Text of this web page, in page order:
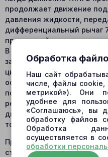
продолжает движение
давления жидкости,
дифференциальный рычаг
противодействующее
В этот момент расходные
закрываются, ограничивая
цилиндр 5 и плавно
остановки, когда
полной нейтральности.
резкие колебания и
движения, снижая износ
точность управления.
При смещении плунжера
сторону происходит
Обработка
Наш сайт
числе, файлы cookie,
метрикой»). Они
удобнее для
«Соглашаюсь», вы
обработку файлов
Обработка
осуществляется в
обработки